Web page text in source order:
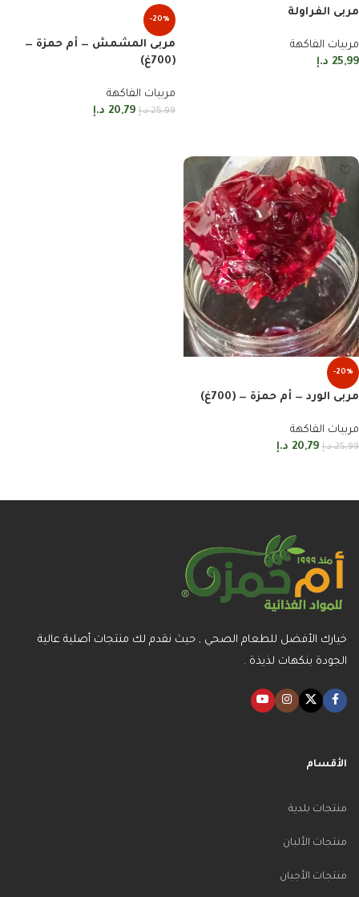
مربى الفراولة
مربيات الفاكهة
25,99 د.إ
-20%
مربى المشمش — أم حمزة —
(700غ)
مربيات الفاكهة
25,99 د.إ 20,79 د.إ
-20%
مربى الورد — أم حمزة — (700غ)
مربيات الفاكهة
25,99 د.إ 20,79 د.إ
خيارك الأفضل للطعام الصحي , حيث نقدم لك منتجات أصلية عالية
الجودة بنكهات لذيذة .
الأقسام
منتجات بلدية
منتجات الألبان
منتجات الأجبان